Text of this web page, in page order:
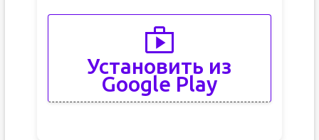
Установить из
Google Play